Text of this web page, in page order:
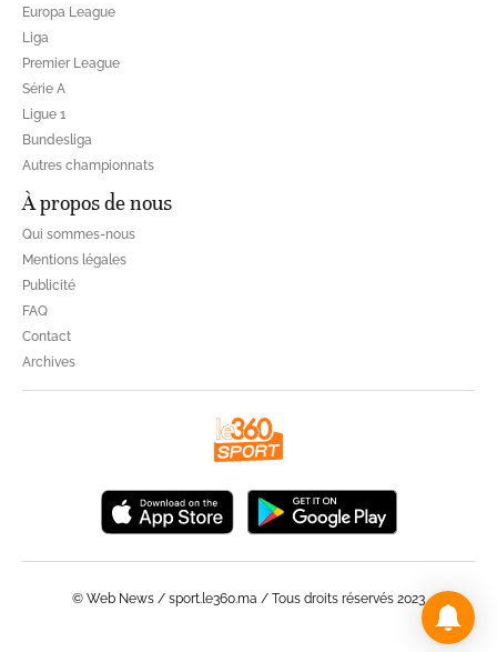
Europa League
Liga
Premier League
Série A
Ligue 1
Bundesliga
Autres championnats
À propos de nous
Qui sommes-nous
Mentions légales
Publicité
FAQ
Contact
Archives
© Web News / sport.le360.ma / Tous droits réservés 2023